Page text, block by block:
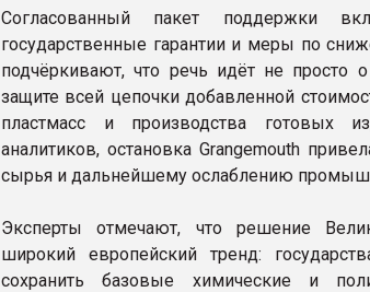
Согласованный пакет поддержки
государственные гарантии и меры по
подчёркивают, что речь идёт не просто
защите всей цепочки добавленной
пластмасс и производства готовых
аналитиков, остановка Grangemouth
сырья и дальнейшему ослаблению
Эксперты отмечают, что решение
широкий европейский тренд:
сохранить базовые химические и